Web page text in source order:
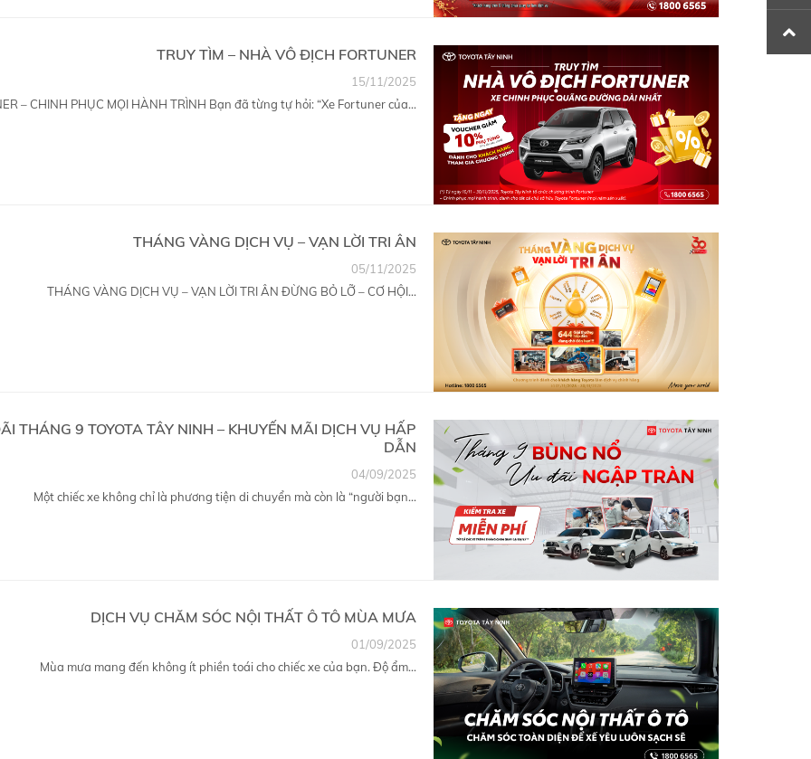
Số điện thoại
Biển Số Xe
0943 903 903
Tôi đã đọc và đồng ý với các quy định và chính sách
của mình đến Toyota. Toyota sẽ giữ, sử dụng và đảm bảo
bảo mật thông tin của tôi theo quy định pháp luật.
TRUY TÌM – NHÀ VÔ ĐỊCH FORTUNER
– CHINH PHỤC MỌI HÀNH TRÌNH Bạn đã từng tự hỏi: “Xe Fortuner của...
15/11/2025
THÁNG VÀNG DỊCH VỤ – VẠN LỜI TRI ÂN
THÁNG VÀNG DỊCH VỤ – VẠN LỜI TRI ÂN ĐỪNG BỎ LỠ – CƠ HỘI...
05/11/2025
THÁNG 9 TOYOTA TÂY NINH – KHUYẾN MÃI DỊCH VỤ HẤP
DẪN
Một chiếc xe không chỉ là phương tiện di chuyển mà còn là “người bạn...
04/09/2025
DỊCH VỤ CHĂM SÓC NỘI THẤT Ô TÔ MÙA MƯA
Mùa mưa mang đến không ít phiền toái cho chiếc xe của bạn. Độ ẩm...
01/09/2025